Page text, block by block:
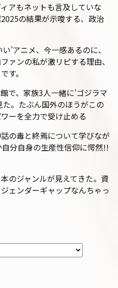
アもネットも言及していな
の結果が示唆する、政治
’アニメ、今一感あるのに、
ァンの私が激リピする理由、
す。
で、家族3人一緒に’ゴジラマ
た。たぶん国外のほうがこの
ーを全力で受け止める
の毒と終焉について学びなが
分自身の生産性信仰に愕然!!
のジャンルが見えてきた。資
ェンダーギャップなんちゃっ